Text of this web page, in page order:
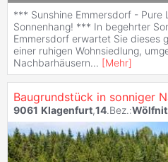
*** Sunshine Emmersdorf - Pure
Sonnenhang! *** In begehrter
Emmersdorf erwartet Sie dieses
einer ruhigen Wohnsiedlung,
Nachbarhäusern... [Mehr]
9061 Klagenfurt,14.Bez.: